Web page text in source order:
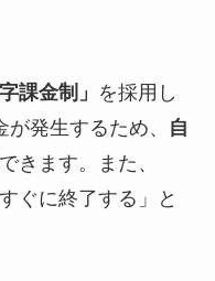
課金制」 を採用し
発生するため、
自
きます。また、
ぐに終了する」と